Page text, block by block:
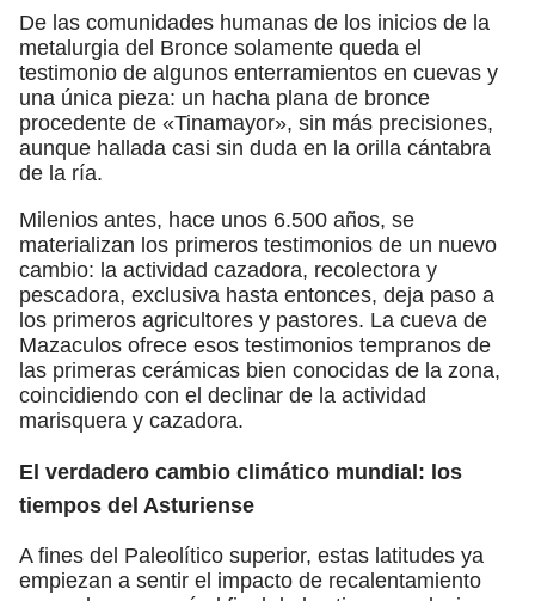
De las comunidades humanas de los inicios de la
metalurgia del Bronce solamente queda el
testimonio de algunos enterramientos en cuevas y
una única pieza: un hacha plana de bronce
procedente de «Tinamayor», sin más precisiones,
aunque hallada casi sin duda en la orilla cántabra
de la ría.
Milenios antes, hace unos 6.500 años, se
materializan los primeros testimonios de un nuevo
cambio: la actividad cazadora, recolectora y
pescadora, exclusiva hasta entonces, deja paso a
los primeros agricultores y pastores. La cueva de
Mazaculos ofrece esos testimonios tempranos de
las primeras cerámicas bien conocidas de la zona,
coincidiendo con el declinar de la actividad
marisquera y cazadora.
El verdadero cambio climático mundial: los
tiempos del Asturiense
A fines del Paleolítico superior, estas latitudes ya
empiezan a sentir el impacto de recalentamiento